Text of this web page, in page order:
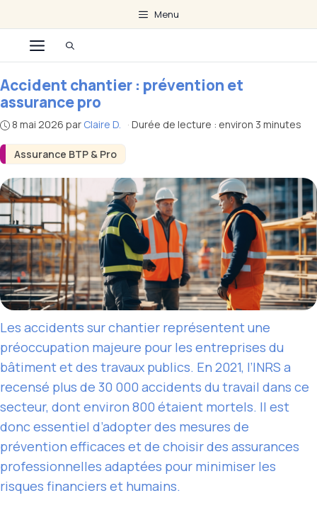
au
contenu
Menu
Menu
Assurance BTP & Pro
Accident chantier : prévention et
assurance pro
8 mai 2026 par Claire D. · Durée de lecture : environ 3 minutes
Les accidents sur chantier représentent une
préoccupation majeure pour les entreprises du
bâtiment et des travaux publics. En 2021, l’INRS a
recensé plus de 30 000 accidents du travail dans ce
secteur, dont environ 800 étaient mortels. Il est
donc essentiel d’adopter des mesures de
prévention efficaces et de choisir des assurances
professionnelles adaptées pour minimiser les
risques financiers et humains.